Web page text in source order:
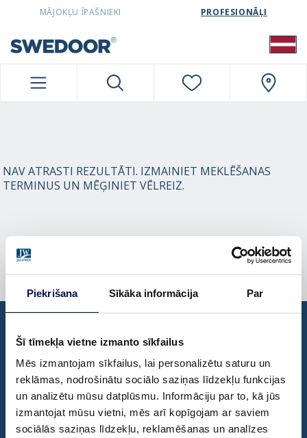
Piekrišana Sīkāka informācija Par
Šī tīmekļa vietne izmanto sīkfailus
Mēs izmantojam sīkfailus, lai personalizētu saturu un
reklāmas, nodrošinātu sociālo saziņas līdzekļu funkcijas
un analizētu mūsu datplūsmu. Informāciju par to, kā jūs
izmantojat mūsu vietni, mēs arī kopīgojam ar saviem
sociālās saziņas līdzekļu, reklamēšanas un analīzes
SWEDOORLATVIA NAVIGATION
MĀJOKĻU ĪPAŠNIEKI PROFESIONĀĻI
NAV ATRASTI REZULTĀTI. IZMAINIET MEKLĒŠANAS
TERMINUS UN MĒĢINIET VĒLREIZ.
DOKUMENTI
Atrast un lejupielādēt nepieciešamos
dokumentus, sertifikātus un norādījumus